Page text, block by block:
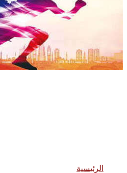
الرئيسية